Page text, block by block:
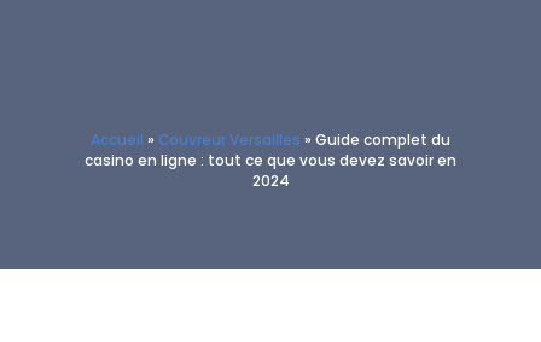
Accueil » Couvreur Versailles » Guide complet du
casino en ligne : tout ce que vous devez savoir en
2024